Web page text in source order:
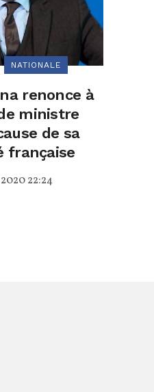
NATIONALE
renonce à
ministre
de sa
française
22:24